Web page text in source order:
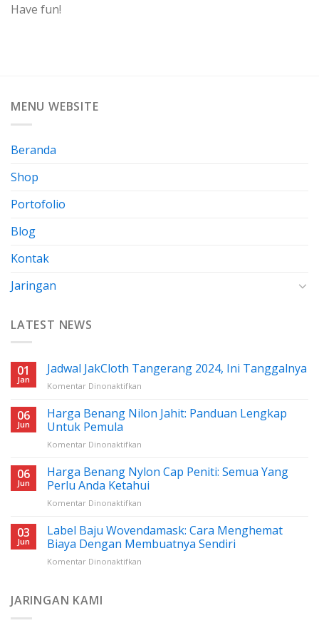
Have fun!
MENU WEBSITE
Beranda
Shop
Portofolio
Blog
Kontak
Jaringan
LATEST NEWS
01
Jan
Jadwal JakCloth Tangerang 2024, Ini Tanggalnya
Komentar Dinonaktifkan
JakCloth
Tangerang
06
Jun
Harga Benang Nilon Jahit: Panduan Lengkap
Untuk Pemula
Komentar Dinonaktifkan
Benang
Nilon
Jahit:
Untuk
Pemula
06
Jun
Harga Benang Nylon Cap Peniti: Semua Yang
Perlu Anda Ketahui
Komentar Dinonaktifkan
Benang
Nylon
Cap
03
Jun
Label Baju Wovendamask: Cara Menghemat
Biaya Dengan Membuatnya Sendiri
Komentar Dinonaktifkan
JARINGAN KAMI